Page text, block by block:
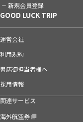
新規会員登録
GOOD LUCK TRIP
運営会社
利用規約
書店御担当者様へ
採用情報
関連サービス
海外航空券